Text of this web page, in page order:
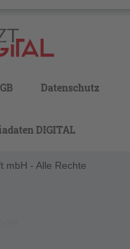
Datenschutz
DIGITAL
mbH - Alle Rechte